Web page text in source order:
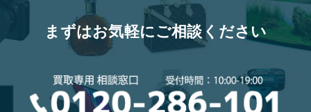
まずはお気軽にご相談ください